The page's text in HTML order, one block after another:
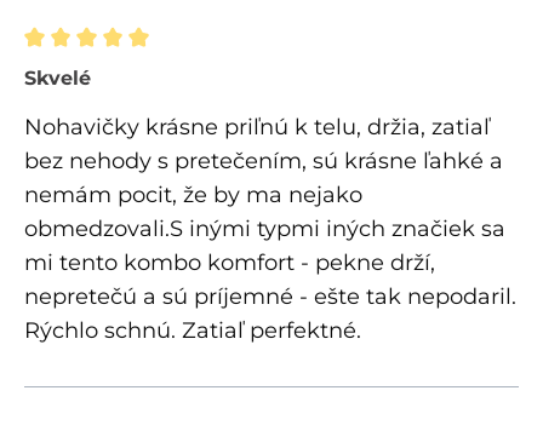
Recenzia s hodnotením 5 z 5 hviezdičiek
Skvelé
Nohavičky krásne priľnú k telu, držia, zatiaľ
bez nehody s pretečením, sú krásne ľahké a
nemám pocit, že by ma nejako
obmedzovali.S inými typmi iných značiek sa
mi tento kombo komfort - pekne drží,
nepretečú a sú príjemné - ešte tak nepodaril.
Rýchlo schnú. Zatiaľ perfektné.